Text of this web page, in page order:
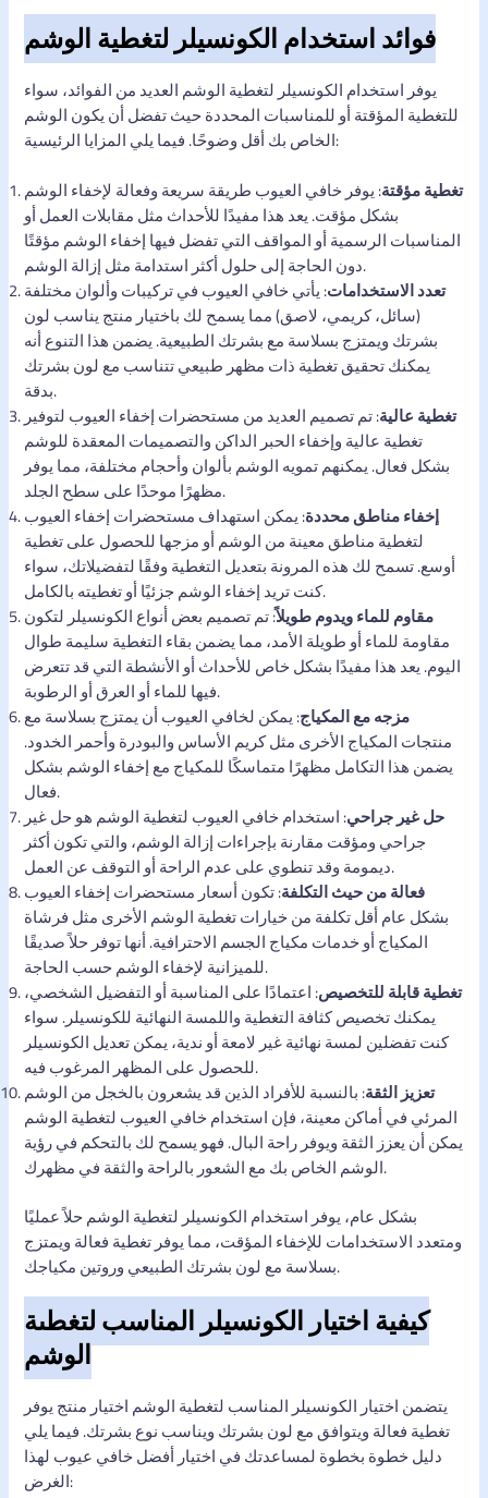
فوائد استخدام الكونسيلر لتغطية الوشم
يوفر استخدام الكونسيلر لتغطية الوشم العديد من الفوائد، سواء
للتغطية المؤقتة أو للمناسبات المحددة حيث تفضل أن يكون الوشم
الخاص بك أقل وضوحًا. فيما يلي المزايا الرئيسية:
تغطية مؤقتة: يوفر خافي العيوب طريقة سريعة وفعالة لإخفاء الوشم
بشكل مؤقت. يعد هذا مفيدًا للأحداث مثل مقابلات العمل أو
المناسبات الرسمية أو المواقف التي تفضل فيها إخفاء الوشم مؤقتًا
دون الحاجة إلى حلول أكثر استدامة مثل إزالة الوشم.
تعدد الاستخدامات: يأتي خافي العيوب في تركيبات وألوان مختلفة
(سائل، كريمي، لاصق) مما يسمح لك باختيار منتج يناسب لون
بشرتك ويمتزج بسلاسة مع بشرتك الطبيعية. يضمن هذا التنوع أنه
يمكنك تحقيق تغطية ذات مظهر طبيعي تتناسب مع لون بشرتك
بدقة.
تغطية عالية: تم تصميم العديد من مستحضرات إخفاء العيوب لتوفير
تغطية عالية وإخفاء الحبر الداكن والتصميمات المعقدة للوشم
بشكل فعال. يمكنهم تمويه الوشم بألوان وأحجام مختلفة، مما يوفر
مظهرًا موحدًا على سطح الجلد.
إخفاء مناطق محددة: يمكن استهداف مستحضرات إخفاء العيوب
لتغطية مناطق معينة من الوشم أو مزجها للحصول على تغطية
أوسع. تسمح لك هذه المرونة بتعديل التغطية وفقًا لتفضيلاتك، سواء
كنت تريد إخفاء الوشم جزئيًا أو تغطيته بالكامل.
مقاوم للماء ويدوم طويلاً: تم تصميم بعض أنواع الكونسيلر لتكون
مقاومة للماء أو طويلة الأمد، مما يضمن بقاء التغطية سليمة طوال
اليوم. يعد هذا مفيدًا بشكل خاص للأحداث أو الأنشطة التي قد تتعرض
فيها للماء أو العرق أو الرطوبة.
مزجه مع المكياج: يمكن لخافي العيوب أن يمتزج بسلاسة مع
منتجات المكياج الأخرى مثل كريم الأساس والبودرة وأحمر الخدود.
يضمن هذا التكامل مظهرًا متماسكًا للمكياج مع إخفاء الوشم بشكل
فعال.
حل غير جراحي: استخدام خافي العيوب لتغطية الوشم هو حل غير
جراحي ومؤقت مقارنة بإجراءات إزالة الوشم، والتي تكون أكثر
ديمومة وقد تنطوي على عدم الراحة أو التوقف عن العمل.
فعالة من حيث التكلفة: تكون أسعار مستحضرات إخفاء العيوب
بشكل عام أقل تكلفة من خيارات تغطية الوشم الأخرى مثل فرشاة
المكياج أو خدمات مكياج الجسم الاحترافية. أنها توفر حلاً صديقًا
للميزانية لإخفاء الوشم حسب الحاجة.
تغطية قابلة للتخصيص: اعتمادًا على المناسبة أو التفضيل الشخصي،
يمكنك تخصيص كثافة التغطية واللمسة النهائية للكونسيلر. سواء
كنت تفضلين لمسة نهائية غير لامعة أو ندية، يمكن تعديل الكونسيلر
للحصول على المظهر المرغوب فيه.
تعزيز الثقة: بالنسبة للأفراد الذين قد يشعرون بالخجل من الوشم
المرئي في أماكن معينة، فإن استخدام خافي العيوب لتغطية الوشم
يمكن أن يعزز الثقة ويوفر راحة البال. فهو يسمح لك بالتحكم في رؤية
الوشم الخاص بك مع الشعور بالراحة والثقة في مظهرك.
بشكل عام، يوفر استخدام الكونسيلر لتغطية الوشم حلاً عمليًا
ومتعدد الاستخدامات للإخفاء المؤقت، مما يوفر تغطية فعالة ويمتزج
بسلاسة مع لون بشرتك الطبيعي وروتين مكياجك.
كيفية اختيار الكونسيلر المناسب لتغطية
الوشم
يتضمن اختيار الكونسيلر المناسب لتغطية الوشم اختيار منتج يوفر
تغطية فعالة ويتوافق مع لون بشرتك ويناسب نوع بشرتك. فيما يلي
دليل خطوة بخطوة لمساعدتك في اختيار أفضل خافي عيوب لهذا
الغرض: